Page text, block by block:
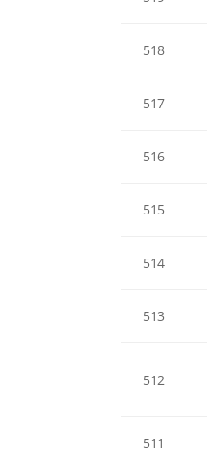
518
517
516
515
514
513
512
511